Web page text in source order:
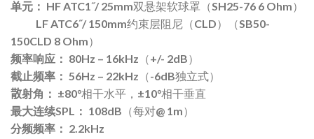
单元： HF ATC1˝/ 25mm双悬架软球罩（SH25-76 6 Ohm）
LF ATC6˝/ 150mm约束层阻尼（CLD）（SB50-
150CLD 8 Ohm）
频率响应： 80Hz – 16kHz（+/- 2dB）
截止频率： 56Hz – 22kHz（-6dB独立式）
散射角： ±80°相干水平，±10°相干垂直
最大连续SPL： 108dB（每对@ 1m）
分频频率： 2.2kHz